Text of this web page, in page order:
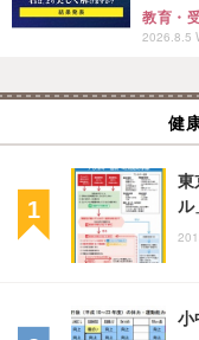
教育・
2026.8.5
健
東
ル
小